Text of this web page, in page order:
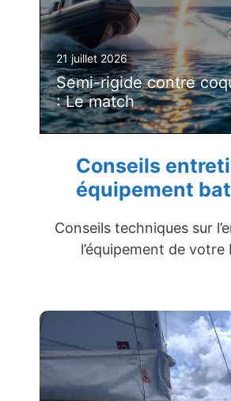
21 juillet 2026
Semi-rigide contre
: Le match
Conseils
équipement
Conseils techniques sur
l’équipement de votre